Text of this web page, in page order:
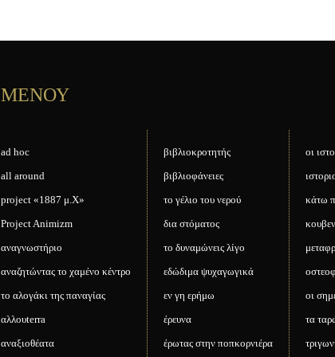
ΜΕΝΟΥ
ad hoc
all around
project «1887 μ.Χ»
Project Animizm
αναγνωστήριο
αναζητώντας το χαμένο κέντρο
το αλογάκι της παναγίας
αλλουterra
αναξιοθέατα
βιβλιοκροτητής
βιβλιοφάνειες
το γέλιο του νερού
δια στόματος
το δυναμώνεις λίγο
εδώδιμα ψυχαγωγικά
εν γη ερήμω
έρευνα
έρωτας στην ποπκορνιέρα
οι
κάτω
οι
τα